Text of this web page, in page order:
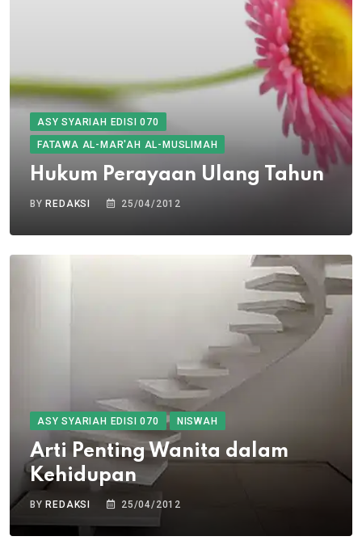
ASY SYARIAH EDISI 070
FATAWA AL-MAR'AH AL-MUSLIMAH
Hukum Perayaan Ulang Tahun
BYREDAKSI 25/04/2012
ASY SYARIAH EDISI 070 NISWAH
Arti Penting Wanita dalam
Kehidupan
BY REDAKSI 25/04/2012